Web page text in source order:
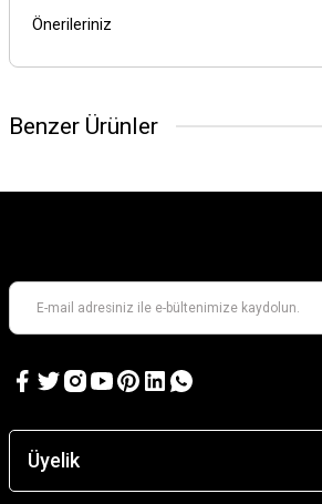
Önerileriniz
Benzer Ürünler
Üyelik